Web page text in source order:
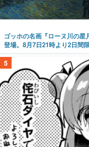
ゴッホの名画『ローヌ川の
登場。8月7日21時より2日間
5